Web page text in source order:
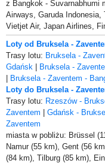
z Bangkok - Suvarnabhumi
Airways, Garuda Indonesia,
Vietjet Air, Japan Airlines,
Loty od Bruksela -
Trasy lotu: Bruksela -
Gdańsk | Bruksela -
| Bruksela - Zaventem -
Loty do Bruksela -
Trasy lotu: Rzeszów -
Zaventem | Gdańsk -
Zaventem
miasta w pobliżu: Brüssel
Namur (55 km), Gent (56
(84 km), Tilburg (85 km),